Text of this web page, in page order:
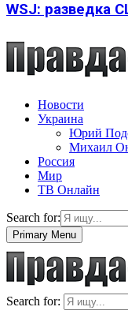
WSJ: разведка
Новости
Украина
Юрий
Михаил
Россия
Мир
ТВ Онлайн
Search for:
Primary Menu
Search for: